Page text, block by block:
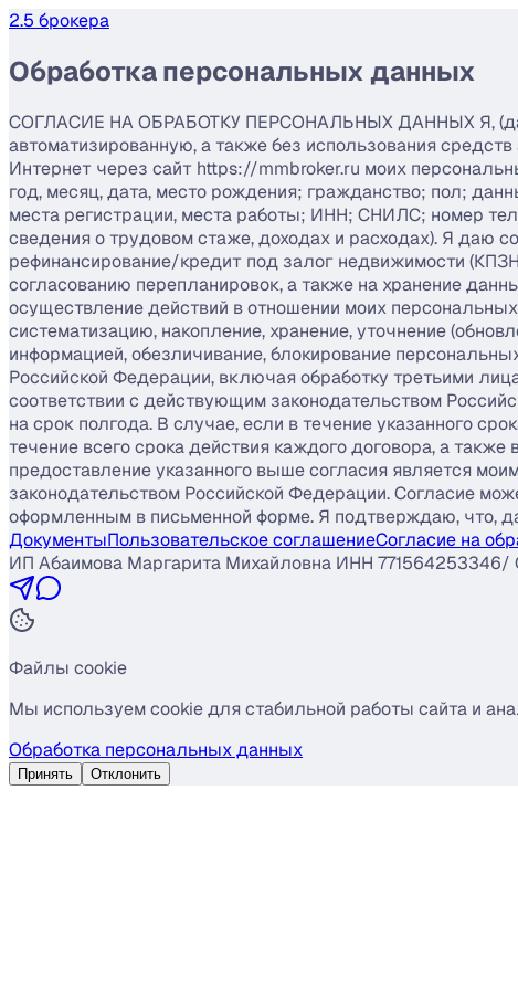
2.5 брокера
Обработка персональных данных
СОГЛАСИЕ НА ОБРАБОТКУ ПЕРСОНАЛЬНЫХ ДАННЫХ Я,
автоматизированную, а также без использования
Интернет через сайт https://mmbroker.ru моих
год, месяц, дата, место рождения; гражданство; пол;
места регистрации, места работы; ИНН; СНИЛС; номер
сведения о трудовом стаже, доходах и расходах). Я даю
рефинансирование/кредит под залог недвижимости
согласованию перепланировок, а также на хранение
осуществление действий в отношении моих
систематизацию, накопление, хранение, уточнение
информацией, обезличивание, блокирование
Российской Федерации, включая обработку третьими
соответствии с действующим законодательством
на срок полгода. В случае, если в течение указанного
течение всего срока действия каждого договора, а
предоставление указанного выше согласия является
законодательством Российской Федерации. Согласие
оформленным в письменной форме. Я подтверждаю, что,
ДокументыПользовательское соглашениеСогласие на
ИП Абаимова Маргарита Михайловна ИНН
Файлы cookie
Мы используем cookie для стабильной работы сайта и
Обработка персональных данных
Принять Отклонить